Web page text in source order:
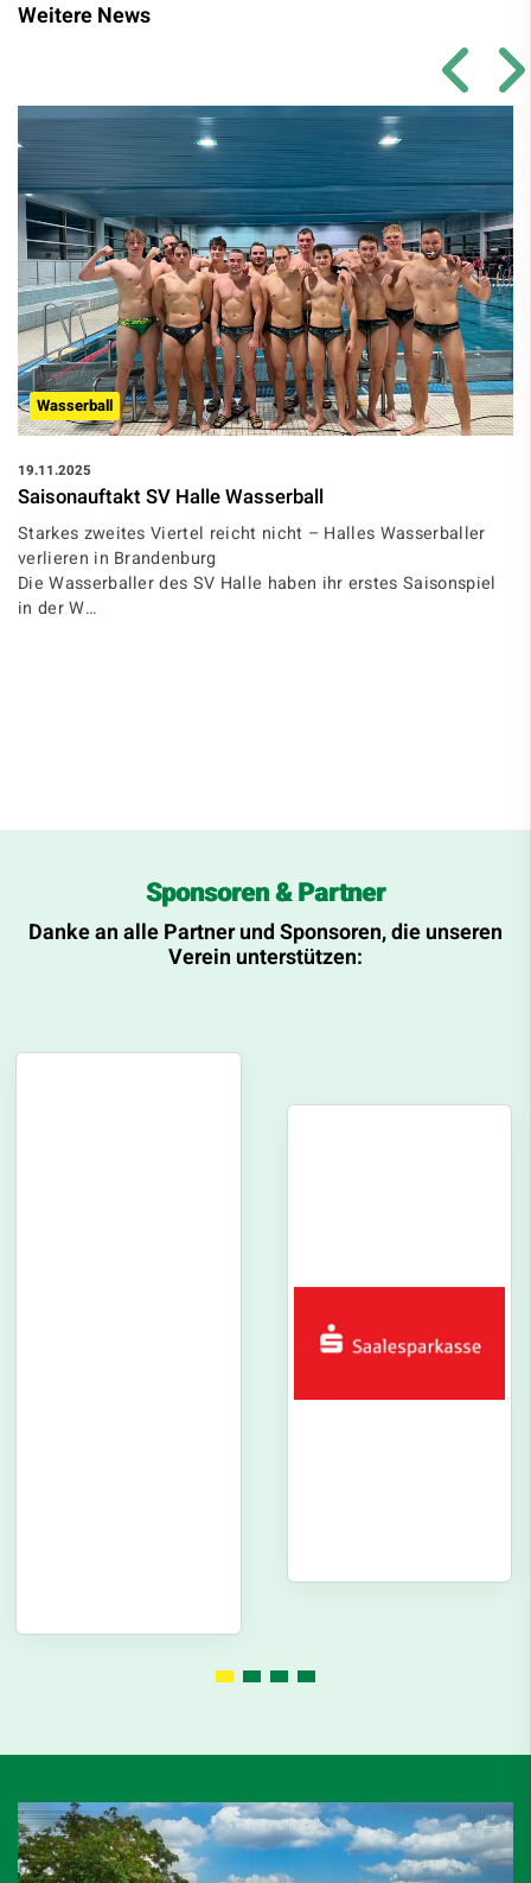
Weitere News
Wasserball
19.11.2025
Saisonauftakt SV Halle Wasserball
Starkes zweites Viertel reicht nicht – Halles Wasserballer
verlieren in Brandenburg
Die Wasserballer des SV Halle haben ihr erstes Saisonspiel
in der W…
Sponsoren & Partner
Danke an alle Partner und Sponsoren, die unseren
Verein unterstützen: